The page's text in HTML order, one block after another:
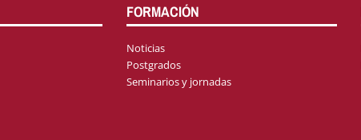
FORMACIÓN
Noticias
Postgrados
Seminarios y jornadas